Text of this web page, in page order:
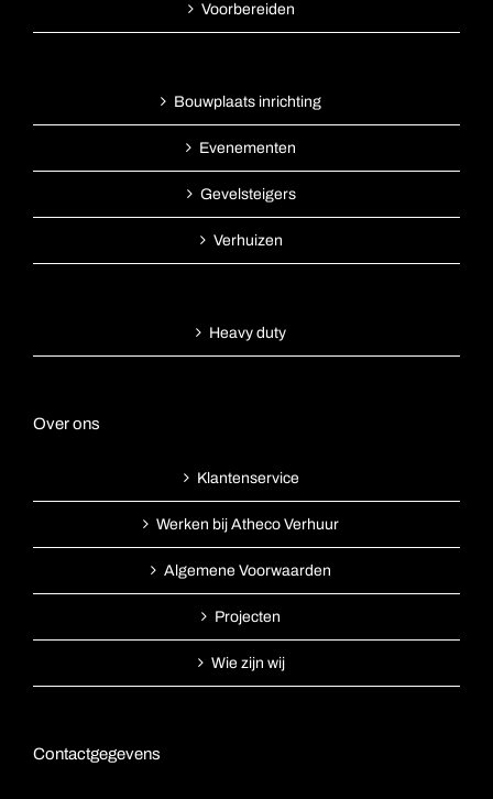
Voorbereiden
Bouwplaats inrichting
Evenementen
Gevelsteigers
Verhuizen
Heavy duty
Over ons
Klantenservice
Werken bij Atheco Verhuur
Algemene Voorwaarden
Projecten
Wie zijn wij
Contactgegevens